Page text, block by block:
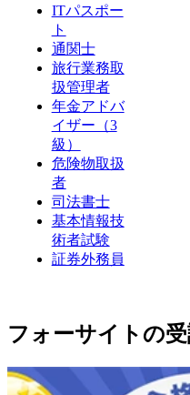
ITパスポー
ト
通関士
旅行業務取
扱管理者
年金アドバ
イザー（3
級）
危険物取扱
者
司法書士
基本情報技
術者試験
証券外務員
フォーサイトの